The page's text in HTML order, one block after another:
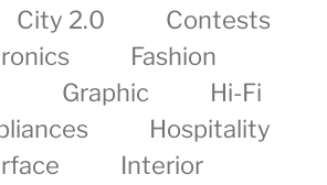
City 2.0
Contests
Fashion
Graphic
Hi-Fi
Hospitality
Interior